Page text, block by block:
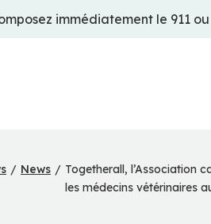
immédiatement le 911
/ News / Togetherall, l’Association
les médecins vétérinaires